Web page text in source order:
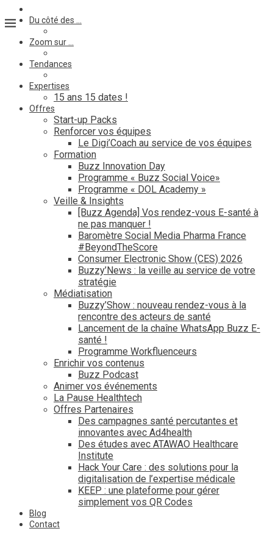
Du côté des …
Zoom sur …
Tendances
Expertises
15 ans 15 dates !
Offres
Start-up Packs
Renforcer vos équipes
Le Digi’Coach au service de vos équipes
Formation
Buzz Innovation Day
Programme « Buzz Social Voice»
Programme « DOL Academy »
Veille & Insights
[Buzz Agenda] Vos rendez-vous E-santé à
ne pas manquer !
Baromètre Social Media Pharma France
#BeyondTheScore
Consumer Electronic Show (CES) 2026
Buzzy’News : la veille au service de votre
stratégie
Médiatisation
Buzzy’Show : nouveau rendez-vous à la
rencontre des acteurs de santé
Lancement de la chaîne WhatsApp Buzz E-
santé !
Programme Workfluenceurs
Enrichir vos contenus
Buzz Podcast
Animer vos événements
La Pause Healthtech
Offres Partenaires
Des campagnes santé percutantes et
innovantes avec Ad4health
Des études avec ATAWAO Healthcare
Institute
Hack Your Care : des solutions pour la
digitalisation de l’expertise médicale
KEEP : une plateforme pour gérer
simplement vos QR Codes
Blog
Contact